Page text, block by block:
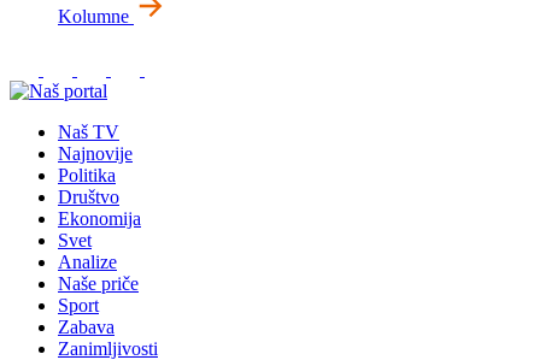
Kolumne
Naš TV
Najnovije
Politika
Društvo
Ekonomija
Svet
Analize
Naše priče
Sport
Zabava
Zanimljivosti